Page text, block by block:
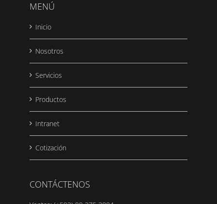
MENÚ
Inicio
Nosotros
Servicios
Productos
Intranet
Cotización
CONTÁCTENOS